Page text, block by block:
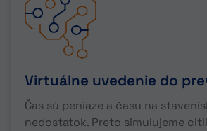
Virtuálne uvedenie do
Čas sú peniaze a času na
nedostatok. Preto simulujeme